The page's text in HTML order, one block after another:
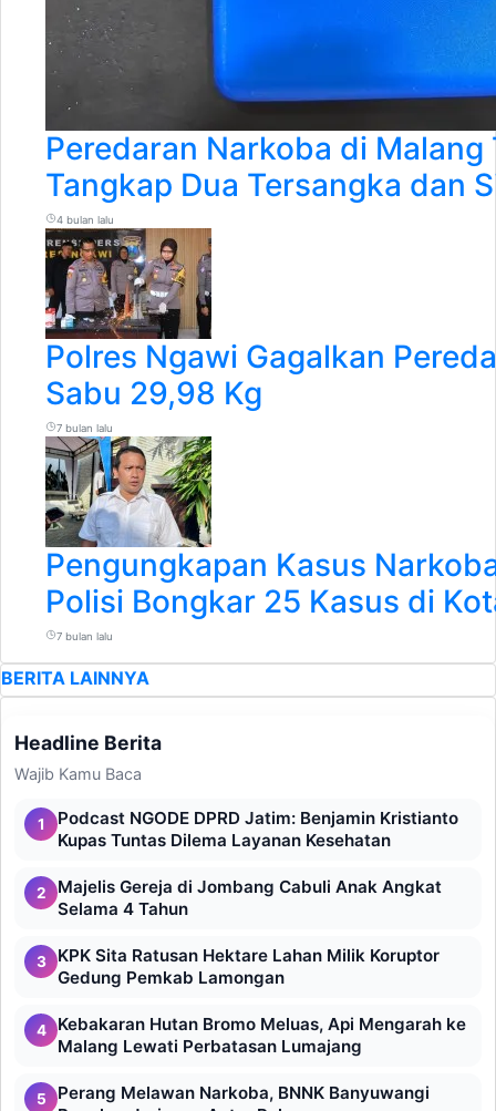
Peredaran Narkoba di
Tangkap Dua Tersangka dan
4 bulan lalu
Polres Ngawi Gagalkan
Sabu 29,98 Kg
7 bulan lalu
Pengungkapan Kasus
Polisi Bongkar 25 Kasus di
7 bulan lalu
BERITA LAINNYA
Headline Berita
Wajib Kamu Baca
1
Podcast NGODE DPRD Jatim: Benjamin Kristianto
Kupas Tuntas Dilema Layanan Kesehatan
2
Majelis Gereja di Jombang Cabuli Anak Angkat
Selama 4 Tahun
3
KPK Sita Ratusan Hektare Lahan Milik Koruptor
Gedung Pemkab Lamongan
4
Kebakaran Hutan Bromo Meluas, Api Mengarah ke
Malang Lewati Perbatasan Lumajang
5
Perang Melawan Narkoba, BNNK Banyuwangi